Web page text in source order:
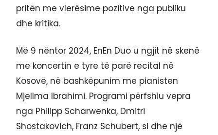
pritën me vlerësime pozitive nga publiku
dhe kritika.
Më 9 nëntor 2024, EnEn Duo u ngjit në skenë
me koncertin e tyre të parë recital në
Kosovë, në bashkëpunim me pianisten
Mjellma Ibrahimi. Programi përfshiu vepra
nga Philipp Scharwenka, Dmitri
Shostakovich, Franz Schubert, si dhe një